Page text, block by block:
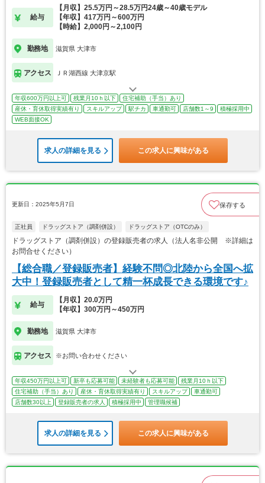
給与
【月収】25.5万円～28.5万円24歳～40歳モデル
【年収】417万円～600万円
【時給】2,000円～2,100円
勤務地 滋賀県 大津市
アクセス ＪＲ湖西線 大津京駅
年収600万円以上可 残業月10ｈ以下
住宅補助（手当）あり
産休・育休取得実績有り
スキルアップ 駅チカ 車通勤可 店舗数1～9
積極採用中
WEB面接OK
求人の詳細を見る この求人に興味がある
更新日：2025年5月7日 保存する
正社員 ドラッグストア（調剤併設） ドラッグストア（OTCのみ）
ドラッグストア（調剤併設）の登録販売者の求人（法人名非公開 ※詳細は
お問合せください）
【総合職／登録販売者】経験不問◎北陸から全国へ拡
大中！登録販売者として精一杯成長できる環境です♪
給与
【月収】20.0万円
【年収】300万円～450万円
勤務地 滋賀県 大津市
アクセス ※お問い合わせください
年収450万円以上可 新卒も応募可能 未経験者も応募可能
残業月10ｈ以下
住宅補助（手当）あり
産休・育休取得実績有り スキルアップ
車通勤可
店舗数30以上
登録販売者の求人 積極採用中 管理職候補
求人の詳細を見る この求人に興味がある